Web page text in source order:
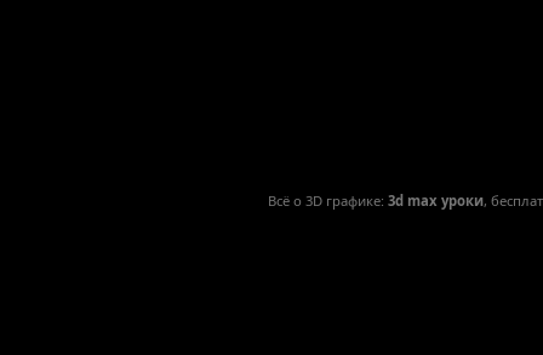
Всё о 3D графике: 3d max уроки,